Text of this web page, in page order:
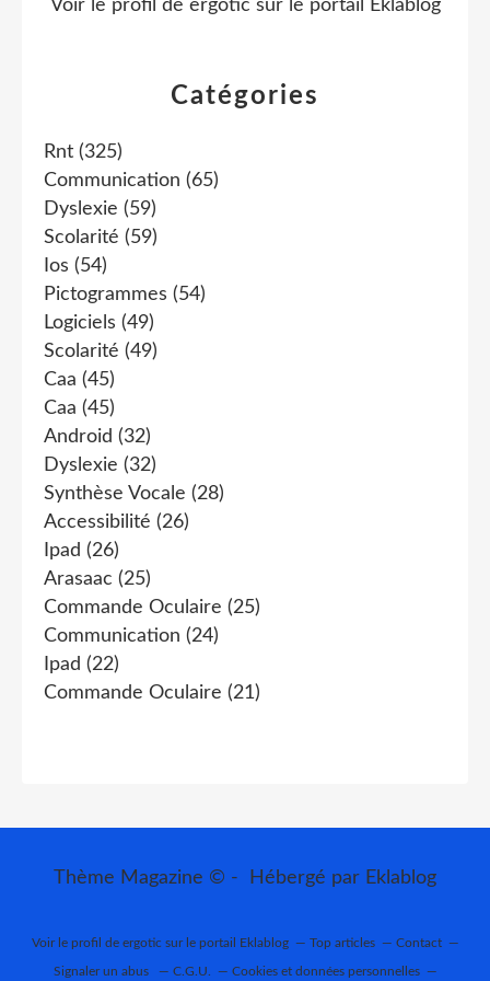
Catégories
Rnt (325)
Communication (65)
Dyslexie (59)
Scolarité (59)
Ios (54)
Pictogrammes (54)
Logiciels (49)
Scolarité (49)
Caa (45)
Caa (45)
Android (32)
Dyslexie (32)
Synthèse Vocale (28)
Accessibilité (26)
Ipad (26)
Arasaac (25)
Commande Oculaire (25)
Communication (24)
Ipad (22)
Commande Oculaire (21)
Voir le profil de ergotic sur le portail Eklablog
Thème Magazine © - Hébergé par Eklablog
Voir le profil de ergotic sur le portail Eklablog Top articles Contact
Signaler un abus C.G.U. Cookies et données personnelles